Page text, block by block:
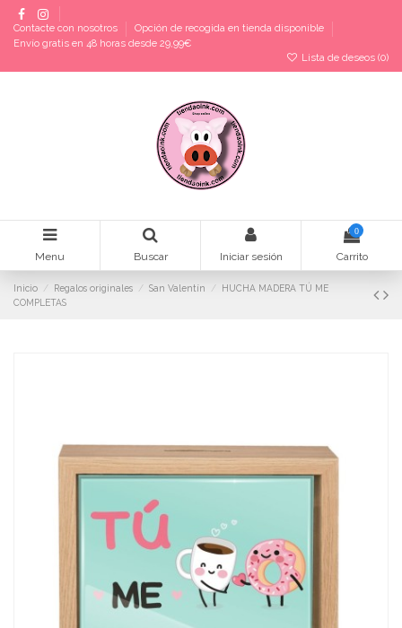
Contacte con nosotros
Opción de recogida en tienda disponible
Envío gratis en 48 horas desde 29,99€
Lista de deseos (0)
Menu Buscar Iniciar sesión
0
Carrito
Inicio Regalos originales San Valentín
HUCHA MADERA TÚ ME
COMPLETAS